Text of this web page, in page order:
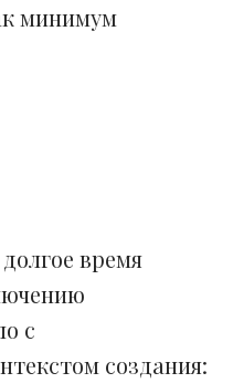
минимум
время
с
создания: